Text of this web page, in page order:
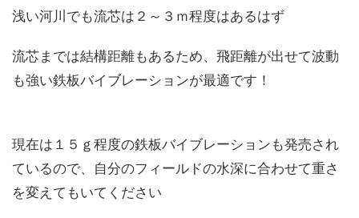
浅い河川でも流芯は２～３ｍ程度はあるはず
流芯までは結構距離もあるため、飛距離が出せて波動
も強い鉄板バイブレーションが最適です！
現在は１５ｇ程度の鉄板バイブレーションも発売され
ているので、自分のフィールドの水深に合わせて重さ
を変えてもいてください